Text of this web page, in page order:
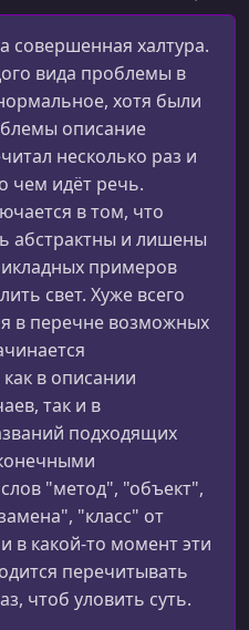
совершенная халтура.
вида проблемы в
хотя были
описание
несколько раз и
чем идёт речь.
в том, что
абстрактны и лишены
примеров
свет. Хуже всего
в перечне возможных
в описании
так и в
подходящих
"метод", "объект",
"класс" от
в какой-то момент эти
перечитывать
чтоб уловить суть.